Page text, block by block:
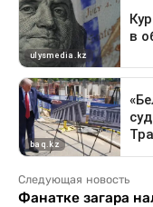
Следующая новость
Фанатке загара